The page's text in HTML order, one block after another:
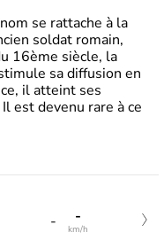
se rattache à la
soldat romain,
16ème siècle, la
sa diffusion en
il atteint ses
est devenu rare à ce
- -
km/h